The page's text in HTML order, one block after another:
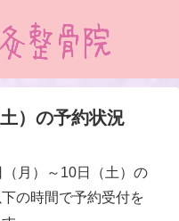
）の予約状況
（月）～10日（土）の
の時間で予約受付を